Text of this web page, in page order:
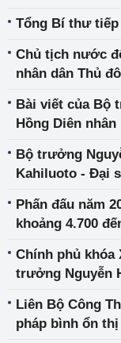
Tổng Bí thư tiếp
Chủ tịch nước
nhân dân Thủ
Bài viết của Bộ
Hồng Diên
Bộ trưởng
Kahiluoto - Đại
Phấn đấu năm
khoảng 4.700
Chính phủ khóa
trưởng Nguyễn
Liên Bộ Công
pháp bình ổn